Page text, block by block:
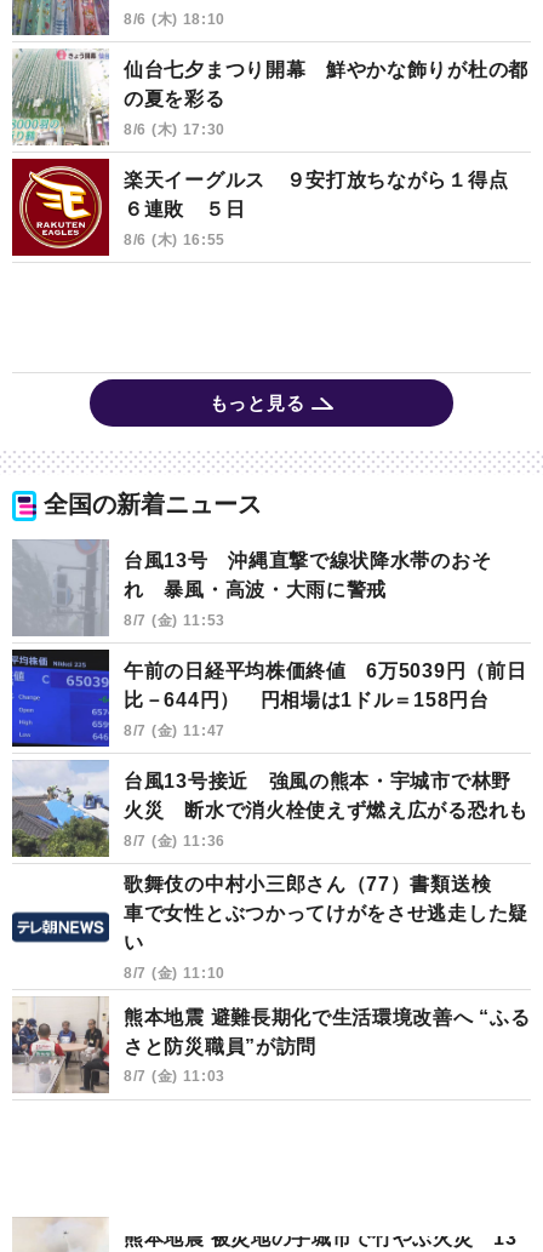
8/6 (木) 18:10
仙台七夕まつり開幕 鮮やかな飾りが杜の都
の夏を彩る
8/6 (木) 17:30
楽天イーグルス ９安打放ちながら１得点
６連敗 ５日
8/6 (木) 16:55
もっと見る
全国の新着ニュース
台風13号 沖縄直撃で線状降水帯のおそ
れ 暴風・高波・大雨に警戒
8/7 (金) 11:53
午前の日経平均株価終値 6万5039円（前日
比－644円） 円相場は1ドル＝158円台
8/7 (金) 11:47
台風13号接近 強風の熊本・宇城市で林野
火災 断水で消火栓使えず燃え広がる恐れも
8/7 (金) 11:36
歌舞伎の中村小三郎さん（77）書類送検
車で女性とぶつかってけがをさせ逃走した疑
い
8/7 (金) 11:10
熊本地震 避難長期化で生活環境改善へ “ふる
さと防災職員”が訪問
8/7 (金) 11:03
熊本地震 被災地の宇城市で竹やぶ火災 13